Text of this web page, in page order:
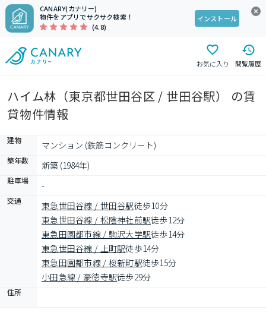
CANARY(カナリー)
物件をアプリでサクサク検索！
(4.8)
インストール
お気に入り 閲覧履歴
ハイム林（東京都世田谷区 / 世田谷駅） の賃
貸物件情報
建物 マンション (鉄筋コンクリート)
築年数 新築 (1984年)
駐車場 -
交通 東急世田谷線 / 世田谷駅徒歩10分
東急世田谷線 / 松陰神社前駅徒歩12分
東急田園都市線 / 駒沢大学駅徒歩14分
東急世田谷線 / 上町駅徒歩14分
東急田園都市線 / 桜新町駅徒歩15分
小田急線 / 豪徳寺駅徒歩29分
住所